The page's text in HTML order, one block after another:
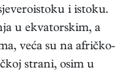
i istoku.
u ekvatorskim, a
veća su na afričko-
strani, osim u